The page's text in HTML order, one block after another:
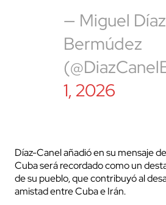
— Miguel
Bermúdez
1, 2026
Díaz-Canel añadió en su mensaje
Cuba será recordado como un
de su pueblo, que contribuyó al
amistad entre Cuba e Irán.